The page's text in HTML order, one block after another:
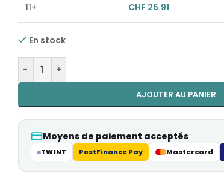
11+ CHF 26.91
En stock
- +
AJOUTER AU PANIER
Alternative:
Moyens de paiement acceptés
TWINT PostFinance Pay Mastercard